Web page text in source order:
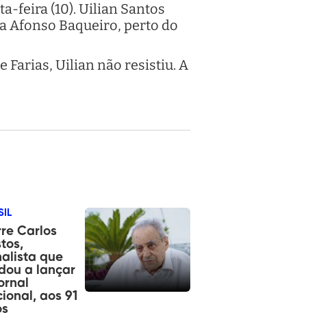
feira (10). Uilian Santos
Afonso Baqueiro, perto do
Farias, Uilian não resistiu. A
Carlos
que
a lançar
aos 91